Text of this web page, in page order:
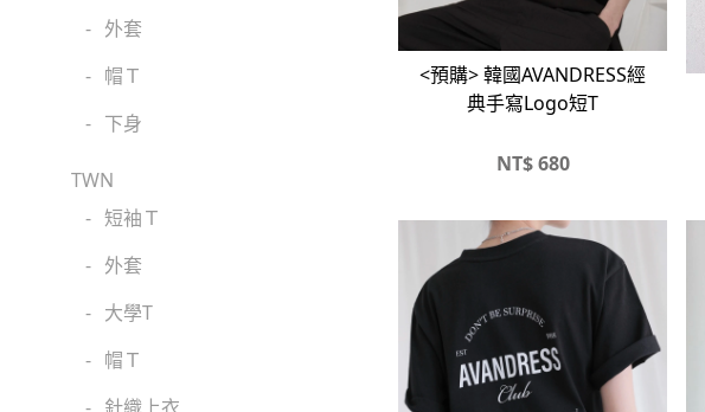
- 外套
- 帽Ｔ
- 下身
TWN
- 短袖Ｔ
- 外套
- 大學T
- 帽Ｔ
<預購> 韓國AVANDRESS經
典手寫Logo短T
NT$680